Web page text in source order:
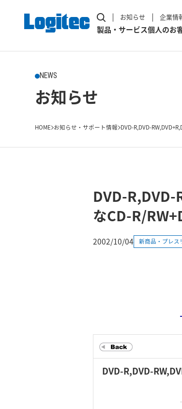
お知らせ 企業情
製品・サービス個人のお
NEWS
お知らせ
HOME お知らせ・サポート情報 DVD-R,DVD-
DVD-R,DVD-
なCD-R/
2002/10/04 新商品・プレス
DVD-R,DVD-